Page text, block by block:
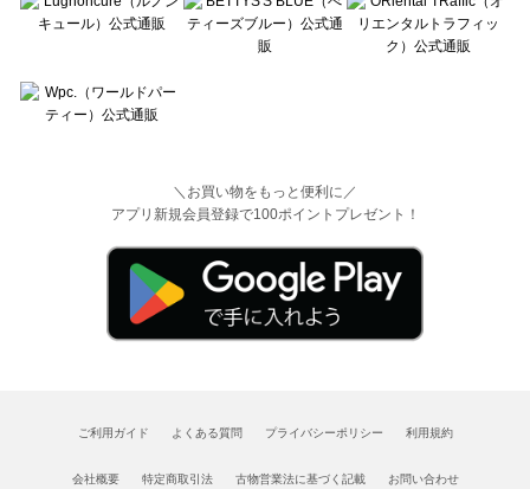
＼お買い物をもっと便利に／
アプリ新規会員登録で100ポイントプレゼント！
ご利用ガイド よくある質問 プライバシーポリシー 利用規約
会社概要 特定商取引法 古物営業法に基づく記載 お問い合わせ